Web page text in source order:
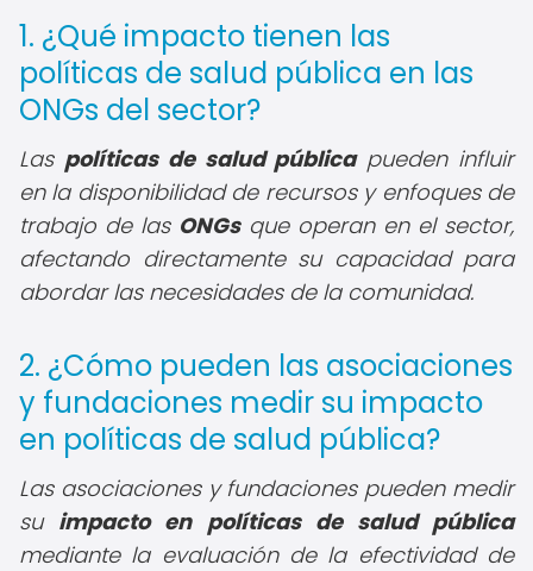
1. ¿Qué impacto tienen las
políticas de salud pública en las
ONGs del sector?
Las políticas de salud públicapueden influir
en la disponibilidad de recursos y enfoques de
trabajo de las ONGsque operan en el sector,
afectando directamente su capacidad para
abordar las necesidades de la comunidad.
2. ¿Cómo pueden las asociaciones
y fundaciones medir su impacto
en políticas de salud pública?
Las asociaciones y fundaciones pueden medir
su impacto en políticas de salud pública
mediante la evaluación de la efectividad de